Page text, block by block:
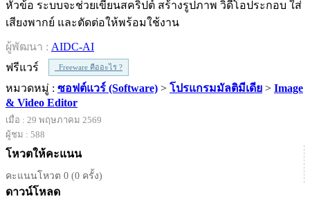
หัวข้อ ระบบจะช่วยเขียนสคริปต์ สร้างรูปภาพ วิดีโอประกอบ ใส่
เสียงพากย์ และตัดต่อให้พร้อมใช้งาน
ผู้พัฒนา : AIDC-AI
ฟรีแวร์
Freeware คืออะไร ?
หมวดหมู่ : ซอฟต์แวร์ (Software) > โปรแกรมมัลติมีเดีย > Image
& Video Editor
เมื่อ : 29 พฤษภาคม 2569
ผู้ชม : 588
โหวตให้คะแนน
คะแนนโหวต 0 (0 ครั้ง)
ดาวน์โหลด